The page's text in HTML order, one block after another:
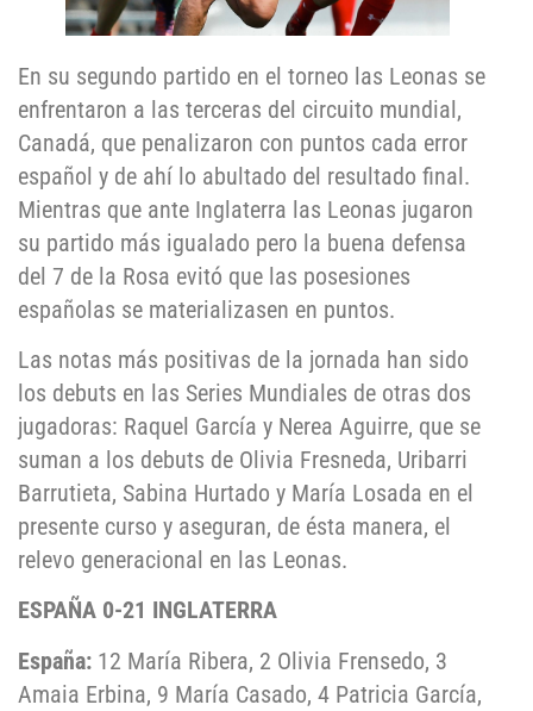
En su segundo partido en el torneo las Leonas se
enfrentaron a las terceras del circuito mundial,
Canadá, que penalizaron con puntos cada error
español y de ahí lo abultado del resultado final.
Mientras que ante Inglaterra las Leonas jugaron
su partido más igualado pero la buena defensa
del 7 de la Rosa evitó que las posesiones
españolas se materializasen en puntos.
Las notas más positivas de la jornada han sido
los debuts en las Series Mundiales de otras dos
jugadoras: Raquel García y Nerea Aguirre, que se
suman a los debuts de Olivia Fresneda, Uribarri
Barrutieta, Sabina Hurtado y María Losada en el
presente curso y aseguran, de ésta manera, el
relevo generacional en las Leonas.
ESPAÑA 0-21 INGLATERRA
España: 12 María Ribera, 2 Olivia Frensedo, 3
Amaia Erbina, 9 María Casado, 4 Patricia García,